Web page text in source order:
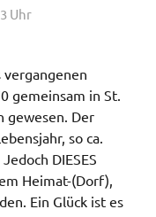
Uhr
vergangenen
gemeinsam in St.
gewesen. Der
so ca.
DIESES
Heimat-(Dorf),
Ein Glück ist es